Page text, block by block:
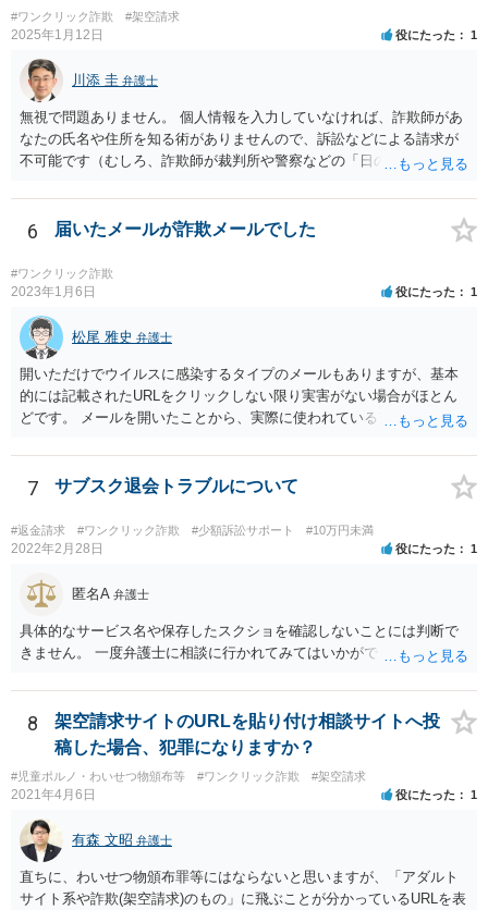
#ワンクリック詐欺 #架空請求
2025年1月12日 役にたった 1
川添 圭 弁護士
無視で問題ありません。 個人情報を入力していなければ、詐欺師があ
なたの氏名や住所を知る術がありませんので、訴訟などによる請求が
不可能です（むしろ、詐欺師が裁判所や警察などの「日の当たる場
6 届いたメールが詐欺メールでした
#ワンクリック詐欺
2023年1月6日 役にたった 1
松尾 雅史 弁護士
開いただけでウイルスに感染するタイプのメールもありますが、基本
的には記載されたURLをクリックしない限り実害がない場合がほとん
どです。 メールを開いたことから、実際に使われているアドレスであ
惑メールが増える程度の不利益にとどまると思います。 相手が何か言
ってきてもお金は払わないようにしてください。
7 サブスク退会トラブルについて
#返金請求 #ワンクリック詐欺 #少額訴訟サポート #10万円未満
2022年2月28日 役にたった 1
匿名A 弁護士
具体的なサービス名や保存したスクショを確認しないことには判断で
きません。 一度弁護士に相談に行かれてみてはいかがでしょうか。
8
架空請求サイトのURLを貼り付け相談サイトへ投
稿した場合、犯罪になりますか？
#児童ポルノ・わいせつ物頒布等 #ワンクリック詐欺 #架空請求
2021年4月6日 役にたった 1
有森 文昭 弁護士
直ちに、わいせつ物頒布罪等にはならないと思いますが、「アダルト
サイト系や詐欺(架空請求)のもの」に飛ぶことが分かっているURLを表